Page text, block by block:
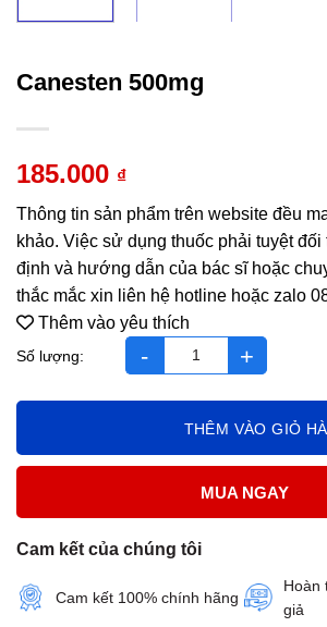
Canesten 500mg
185.000 ₫
Canesten 500mg số lượng
THÊM VÀO GIỎ
MUA NGAY
Thông tin sản phẩm trên website đều
khảo. Việc sử dụng thuốc phải tuyệt
định và hướng dẫn của bác sĩ hoặc
thắc mắc xin liên hệ hotline hoặc zalo
Cam kết của chúng tôi
Cam kết 100% chính hãng
Hoàn
giả
Thêm vào yêu thích